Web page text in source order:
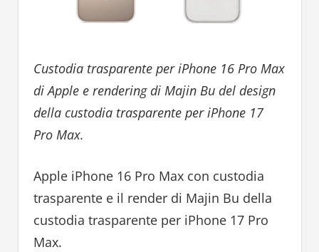
Custodia trasparente per iPhone 16 Pro Max
di Apple e rendering di Majin Bu del design
della custodia trasparente per iPhone 17
Pro Max.
Apple iPhone 16 Pro Max con custodia
trasparente e il render di Majin Bu della
custodia trasparente per iPhone 17 Pro
Max.